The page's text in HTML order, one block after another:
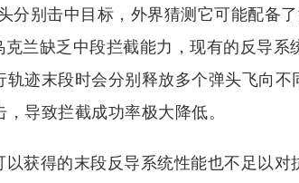
分别击中目标，外界猜测它可能配备
克兰缺乏中段拦截能力，现有的反导
轨迹末段时会分别释放多个弹头飞向
导致拦截成功率极大降低。
获得的末段反导系统性能也不足以对